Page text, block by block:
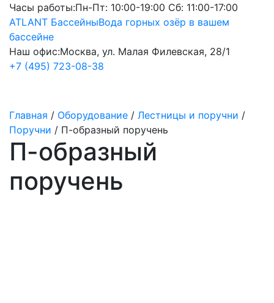
Часы работы:Пн-Пт: 10:00-19:00 Сб: 11:00-17:00
ATLANT БассейныВода горных озёр в вашем
бассейне
Наш офис:Москва, ул. Малая Филевская, 28/1
+7 (495) 723-08-38
Главная / Оборудование / Лестницы и поручни /
Поручни / П-образный поручень
П-образный
поручень